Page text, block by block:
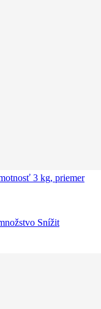
3 kg, priemer
Snížit